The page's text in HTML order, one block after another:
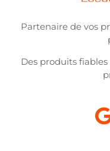
Partenaire de vos
Des produits